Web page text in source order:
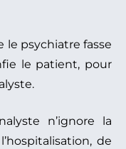
le psychiatre fasse
le patient, pour
n’ignore la
de